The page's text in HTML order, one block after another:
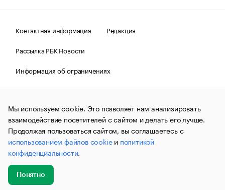
Контактная информация
Редакция
Рассылка РБК Новости
Информация об ограничениях
Правовая информация
О соблюдении авторских прав
© АО «РОСБИЗНЕСКОНСАЛТИНГ»,1995–2026.Сообщения
и материалы информационного агентства «РБК»
(зарегистрировано Федеральной службой по надзору в сфере
связи, информационных технологий и массовых
коммуникаций (Роскомнадзор) 09.12.2015 за номером ИА
№ФС77-63848) сопровождаются пометкой «РБК». Отдельные
публикации могут содержать информацию,
не предназначенную для пользователей
до 18 лет.
Мы используем cookie. Это позволяет нам анализировать
взаимодействие посетителей с сайтом и делать его лучше.
Продолжая пользоваться сайтом, вы соглашаетесь с
использованием файлов cookieи политикой
конфиденциальности.
Понятно